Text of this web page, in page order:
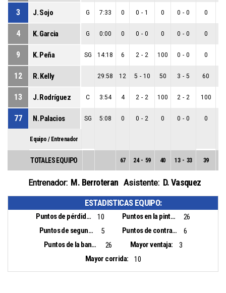
3 J. Sojo G 7:33 0 0 - 1 0 0 - 0 0
4 K. Garcia G 0:00 0 0 - 0 0 0 - 0 0
9 K. Peña SG 14:18 6 2 - 2 100 0 - 0 0
12 R. Kelly 29:58 12 5 - 10 50 3 - 5 60
13 J. Rodríguez C 3:54 4 2 - 2 100 2 - 2 100
77 N. Palacios SG 5:08 0 0 - 2 0 0 - 0 0
Equipo / Entrenador
TOTALES EQUIPO 67 24 - 59 40 13 - 33 39
Entrenador: M. Berroteran Asistente: D. Vasquez
ESTADISTICAS EQUIPO:
Puntos de pérdidas: 10 Puntos en la pintura:
26
Puntos de segunda oportunidad:
5 Puntos de contra ataque:
6
Puntos de la banca:
26 Mayor ventaja:
3
Mayor corrida:
10